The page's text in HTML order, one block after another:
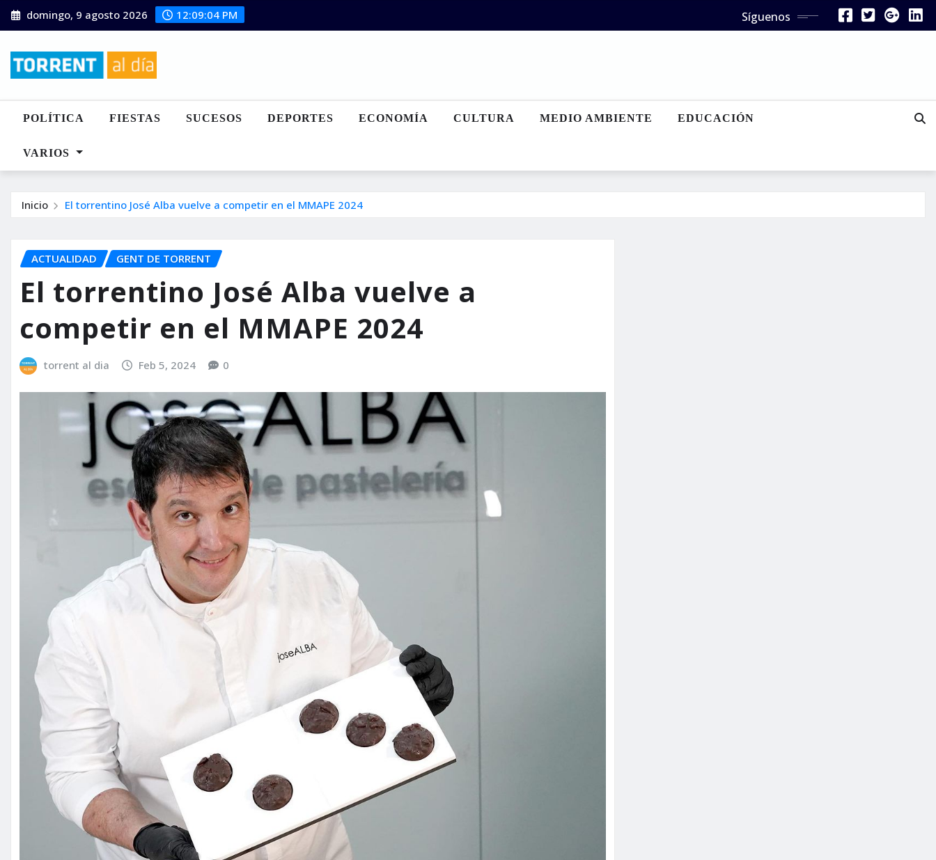
Saltar
al
domingo, 9 agosto 2026 12:09:05 PM Síguenos
POLÍTICA FIESTAS SUCESOS DEPORTES ECONOMÍA CULTURA MEDIO AMBIENTE EDUCACIÓN
VARIOS
Inicio El torrentino José Alba vuelve a competir en el MMAPE 2024
ACTUALIDAD GENT DE TORRENT
El torrentino José Alba vuelve a
competir en el MMAPE 2024
torrent al dia Feb 5, 2024 0